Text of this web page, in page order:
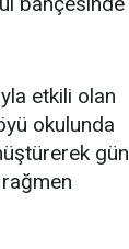
etkili olan
okulunda
gün